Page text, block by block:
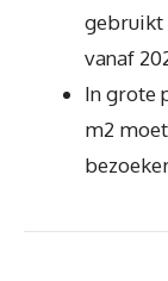
gebruikt
vanaf
In grote
m2